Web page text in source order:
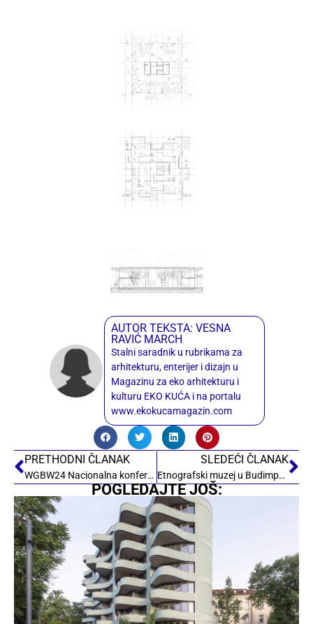
AUTOR TEKSTA: VESNA
RAVIĆ MARCH
Stalni saradnik u rubrikama za
arhitekturu, enterijer i dizajn u
Magazinu za eko arhitekturu i
kulturu EKO KUĆA i na portalu
www.ekokucamagazin.com
PRETHODNI ČLANAK
WGBW24 Nacionalna konferencija
SLEDEĆI ČLANAK
Etnografski muzej u Budimpešti
POGLEDAJTE JOŠ: